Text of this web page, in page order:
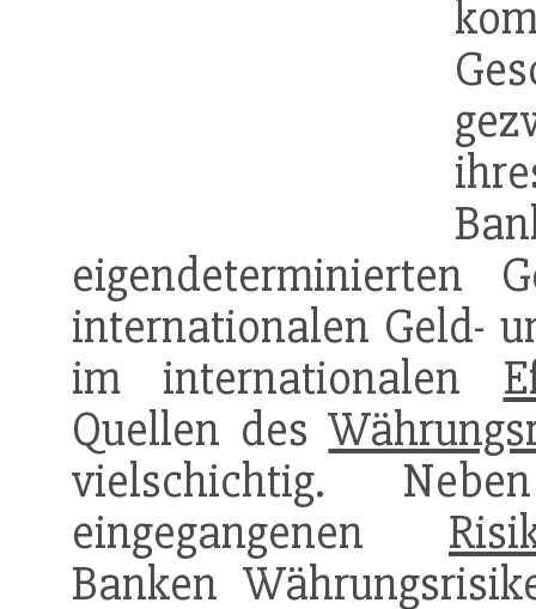
eigendeterminierten
internationalen Geld-
im internationalen
Quellen des
vielschichtig.
eingegangenen
Banken